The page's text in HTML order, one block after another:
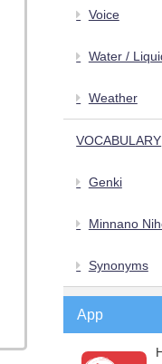
Voice
Water /
Weather
VOCABULARY
Genki
Minnano
Synonyms
App